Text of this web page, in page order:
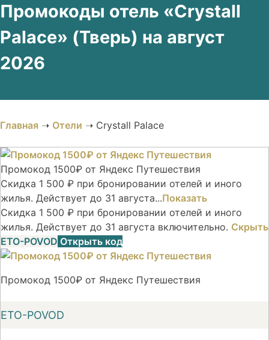
Промокоды отель «Crystall
Palace» (Тверь) на август
2026
Главная ➝ Отели ➝ Crystall Palace
Промокод 1500₽ от Яндекс Путешествия
Скидка 1 500 ₽ при бронировании отелей и иного
жилья. Действует до 31 августа...Показать
Скидка 1 500 ₽ при бронировании отелей и иного
жилья. Действует до 31 августа включительно. Скрыть
ETO-POVOD Открыть код
Промокод 1500₽ от Яндекс Путешествия
ETO-POVOD